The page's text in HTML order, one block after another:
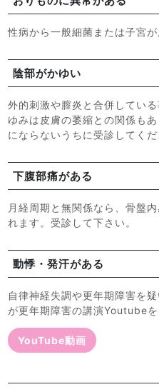
性病から一般細菌または子宮
陰部がかゆい
外的刺激や膣炎と合併してい
ゆみは皮膚の萎縮との関係も
にならないうちに受診してくだ
下腹部痛がある
月経周期と無関係なら、骨盤
れます。受診して下さい。
動悸・発汗がある
自律神経失調や更年期障害を
が更年期障害の講演Youtubeを
YouTube動画